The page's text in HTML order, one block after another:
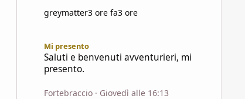
greymatter3 ore fa3 ore
Mi presento
Saluti e benvenuti avventurieri, mi
presento.
Fortebraccio· Giovedì alle 16:13